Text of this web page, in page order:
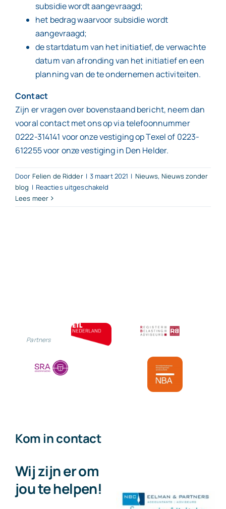
subsidie wordt aangevraagd;
het bedrag waarvoor subsidie wordt
aangevraagd;
de startdatum van het initiatief, de verwachte
datum van afronding van het initiatief en een
planning van de te ondernemen activiteiten.
Contact
Zijn er vragen over bovenstaand bericht, neem dan
vooral contact met ons op via telefoonnummer
0222-314141 voor onze vestiging op Texel of 0223-
612255 voor onze vestiging in Den Helder.
Door Felien de Ridder | 3 maart 2021 | Nieuws, Nieuws zonder
blog | Reacties uitgeschakeld
Lees meer
Partners
Kom in contact
Wij zijn er om
jou te helpen!